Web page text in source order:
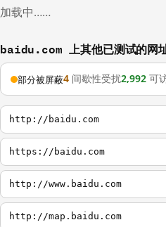
加载中……
baidu.com 上其他已测试的网
部分被屏蔽4 间歇性受扰2,992 可
http://baidu.com
https://baidu.com
http://www.baidu.com
http://map.baidu.com